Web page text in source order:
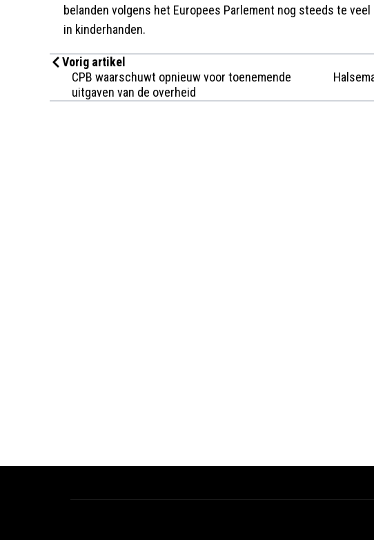
belanden volgens het Europees Parlement nog steeds te
in kinderhanden.
Vorig artikel
CPB waarschuwt opnieuw voor toenemende
uitgaven van de overheid